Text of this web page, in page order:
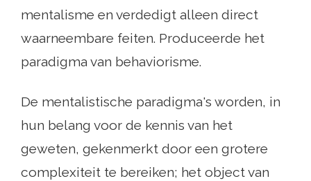
mentalisme en verdedigt alleen direct
waarneembare feiten. Produceerde het
paradigma van behaviorisme.
De mentalistische paradigma's worden, in
hun belang voor de kennis van het
geweten, gekenmerkt door een grotere
complexiteit te bereiken; het object van